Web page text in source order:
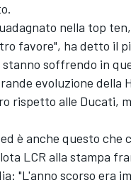
nella top
favore", ha detto il
soffrendo in
evoluzione della
rispetto alle Ducati,
è anche questo che
LCR alla stampa
"L'anno scorso era